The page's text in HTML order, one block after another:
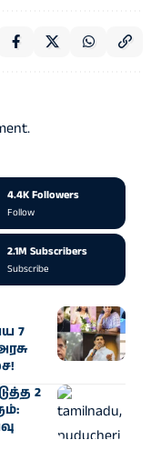
4.4K Followers
Follow
2.1M Subscribers
Subscribe
7
2